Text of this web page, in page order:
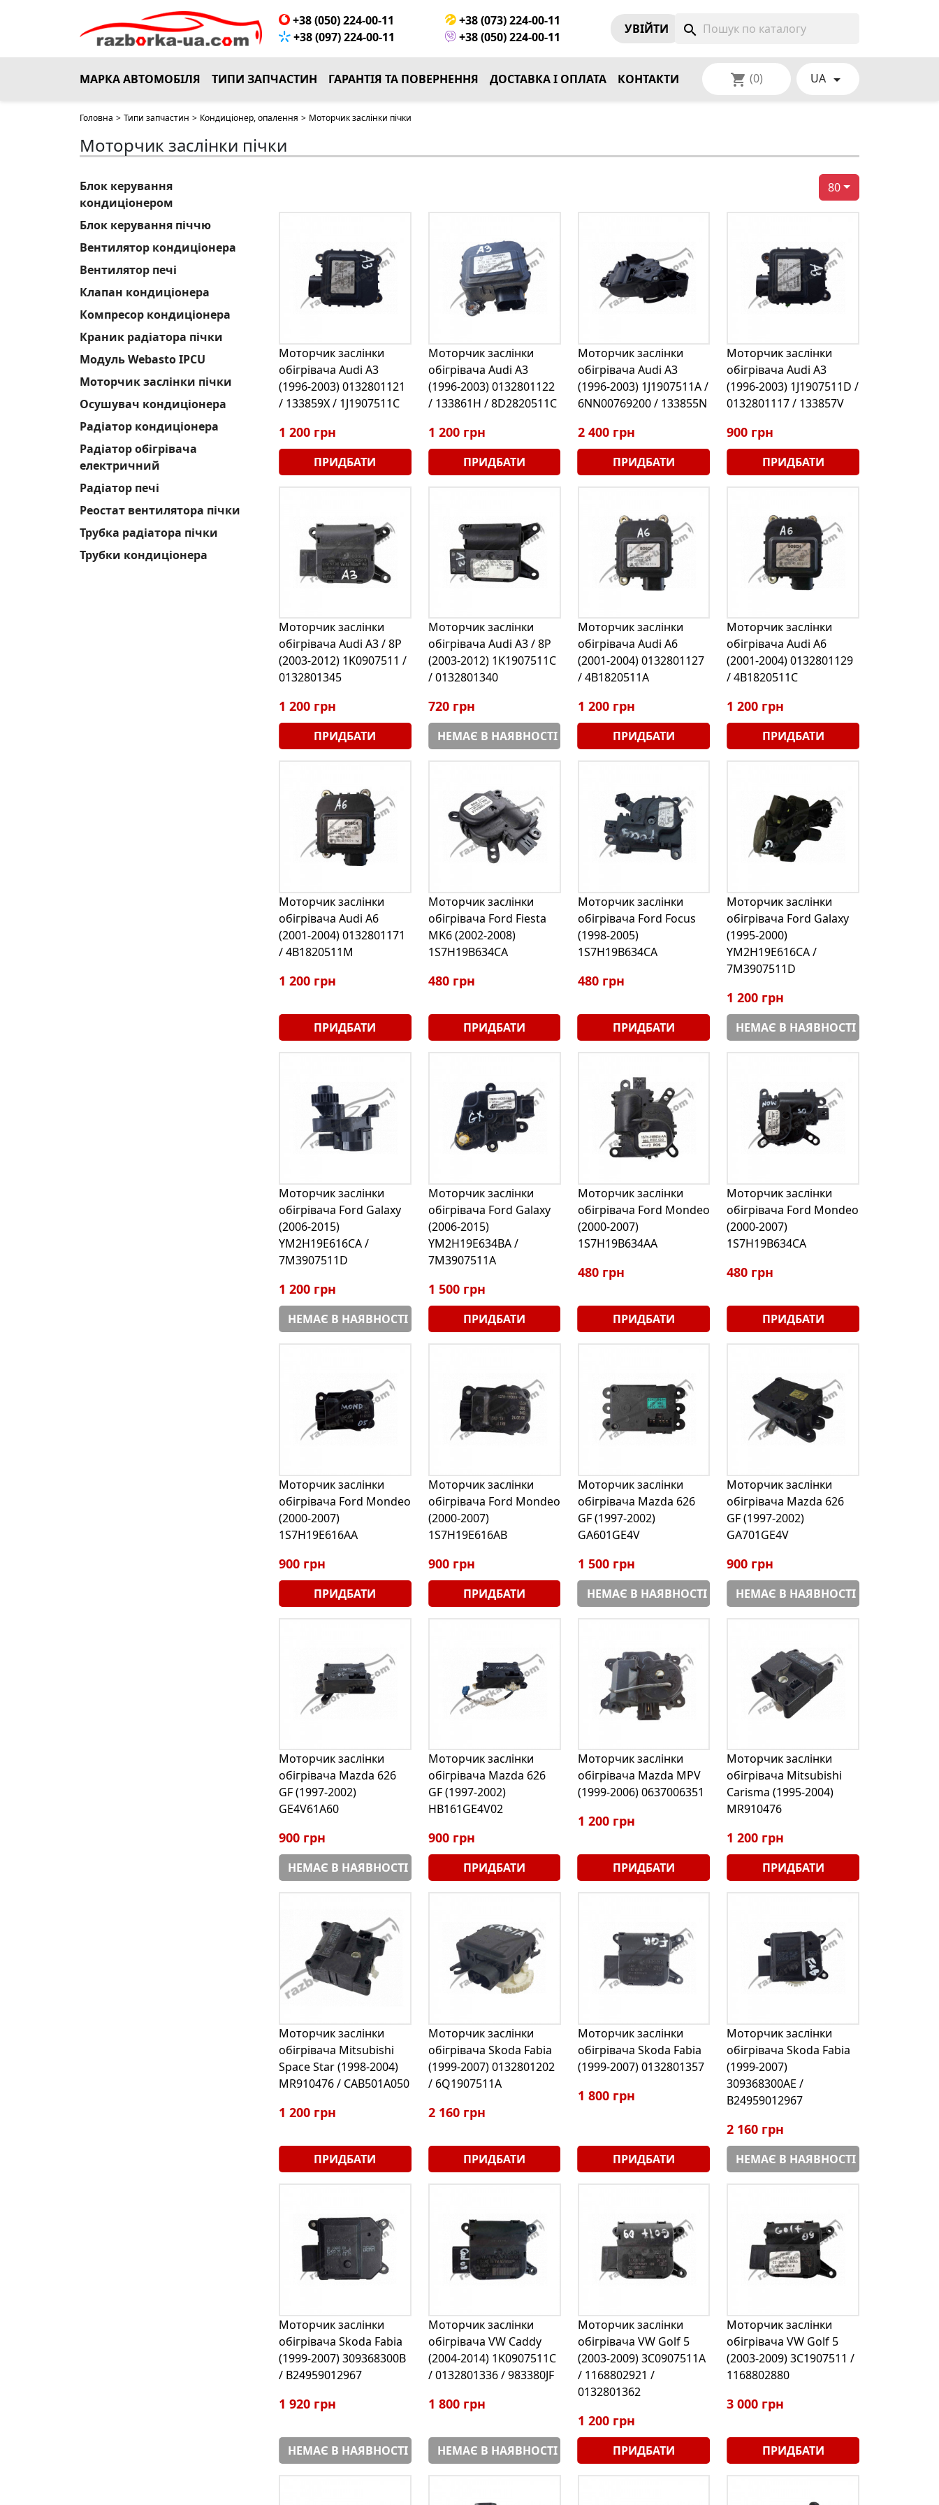
+38 (050) 224-00-11
+38 (073) 224-00-11
+38 (097) 224-00-11
+38 (050) 224-00-11
УВIЙТИ search
МАРКА АВТОМОБІЛЯ ТИПИ ЗАПЧАСТИН ГАРАНТІЯ ТА ПОВЕРНЕННЯ ДОСТАВКА І ОПЛАТА КОНТАКТИ shopping_cart (0) UA 
Головна > Типи запчастин > Кондиціонер, опалення > Моторчик заслінки пічки
Моторчик заслінки пічки
Блок керування
кондиціонером
Блок керування піччю
Вентилятор кондиціонера
Вентилятор печі
Клапан кондиціонера
Компресор кондиціонера
Краник радіатора пічки
Модуль Webasto IPCU
Моторчик заслінки пічки
Осушувач кондиціонера
Радіатор кондиціонера
Радіатор обігрівача
електричний
Радіатор печі
Реостат вентилятора пічки
Трубка радіатора пічки
Трубки кондиціонера
80
Моторчик заслінки
обігрівача Audi A3
(1996-2003) 0132801121
/ 133859X / 1J1907511C
1 200 грн
ПРИДБАТИ
Моторчик заслінки
обігрівача Audi A3
(1996-2003) 0132801122
/ 133861H / 8D2820511C
1 200 грн
ПРИДБАТИ
Моторчик заслінки
обігрівача Audi A3
(1996-2003) 1J1907511A /
6NN00769200 / 133855N
2 400 грн
ПРИДБАТИ
Моторчик заслінки
обігрівача Audi A3
(1996-2003) 1J1907511D /
0132801117 / 133857V
900 грн
ПРИДБАТИ
Моторчик заслінки
обігрівача Audi A3 / 8P
(2003-2012) 1K0907511 /
0132801345
1 200 грн
ПРИДБАТИ
Моторчик заслінки
обігрівача Audi A3 / 8P
(2003-2012) 1K1907511C
/ 0132801340
720 грн
НЕМАЄ В НАЯВНОСТІ
Моторчик заслінки
обігрівача Audi A6
(2001-2004) 0132801127
/ 4B1820511A
1 200 грн
ПРИДБАТИ
Моторчик заслінки
обігрівача Audi A6
(2001-2004) 0132801129
/ 4B1820511C
1 200 грн
ПРИДБАТИ
Моторчик заслінки
обігрівача Audi A6
(2001-2004) 0132801171
/ 4B1820511M
1 200 грн
ПРИДБАТИ
Моторчик заслінки
обігрівача Ford Fiesta
MK6 (2002-2008)
1S7H19B634CA
480 грн
ПРИДБАТИ
Моторчик заслінки
обігрівача Ford Focus
(1998-2005)
1S7H19B634CA
480 грн
ПРИДБАТИ
Моторчик заслінки
обігрівача Ford Galaxy
(1995-2000)
YM2H19E616CA /
7M3907511D
1 200 грн
НЕМАЄ В НАЯВНОСТІ
Моторчик заслінки
обігрівача Ford Galaxy
(2006-2015)
YM2H19E616CA /
7M3907511D
1 200 грн
НЕМАЄ В НАЯВНОСТІ
Моторчик заслінки
обігрівача Ford Galaxy
(2006-2015)
YM2H19E634BA /
7M3907511A
1 500 грн
ПРИДБАТИ
Моторчик заслінки
обігрівача Ford Mondeo
(2000-2007)
1S7H19B634AA
480 грн
ПРИДБАТИ
Моторчик заслінки
обігрівача Ford Mondeo
(2000-2007)
1S7H19B634CA
480 грн
ПРИДБАТИ
Моторчик заслінки
обігрівача Ford Mondeo
(2000-2007)
1S7H19E616AA
900 грн
ПРИДБАТИ
Моторчик заслінки
обігрівача Ford Mondeo
(2000-2007)
1S7H19E616AB
900 грн
ПРИДБАТИ
Моторчик заслінки
обігрівача Mazda 626
GF (1997-2002)
GA601GE4V
1 500 грн
НЕМАЄ В НАЯВНОСТІ
Моторчик заслінки
обігрівача Mazda 626
GF (1997-2002)
GA701GE4V
900 грн
НЕМАЄ В НАЯВНОСТІ
Моторчик заслінки
обігрівача Mazda 626
GF (1997-2002)
GE4V61A60
900 грн
НЕМАЄ В НАЯВНОСТІ
Моторчик заслінки
обігрівача Mazda 626
GF (1997-2002)
HB161GE4V02
900 грн
ПРИДБАТИ
Моторчик заслінки
обігрівача Mazda MPV
(1999-2006) 0637006351
1 200 грн
ПРИДБАТИ
Моторчик заслінки
обігрівача Mitsubishi
Carisma (1995-2004)
MR910476
1 200 грн
ПРИДБАТИ
Моторчик заслінки
обігрівача Mitsubishi
Space Star (1998-2004)
MR910476 / CAB501A050
1 200 грн
ПРИДБАТИ
Моторчик заслінки
обігрівача Skoda Fabia
(1999-2007) 0132801202
/ 6Q1907511A
2 160 грн
ПРИДБАТИ
Моторчик заслінки
обігрівача Skoda Fabia
(1999-2007) 0132801357
1 800 грн
ПРИДБАТИ
Моторчик заслінки
обігрівача Skoda Fabia
(1999-2007)
309368300AE /
B24959012967
2 160 грн
НЕМАЄ В НАЯВНОСТІ
Моторчик заслінки
обігрівача Skoda Fabia
(1999-2007) 309368300B
/ B24959012967
1 920 грн
НЕМАЄ В НАЯВНОСТІ
Моторчик заслінки
обігрівача VW Caddy
(2004-2014) 1K0907511C
/ 0132801336 / 983380JF
1 800 грн
НЕМАЄ В НАЯВНОСТІ
Моторчик заслінки
обігрівача VW Golf 5
(2003-2009) 3C0907511A
/ 1168802921 /
0132801362
1 200 грн
ПРИДБАТИ
Моторчик заслінки
обігрівача VW Golf 5
(2003-2009) 3C1907511 /
1168802880
3 000 грн
ПРИДБАТИ